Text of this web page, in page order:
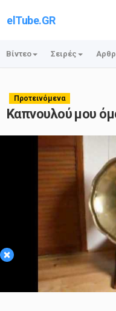
elTube.GR
Βίντεο Σειρές
Προτεινόμενα
Καπνουλού μου
×